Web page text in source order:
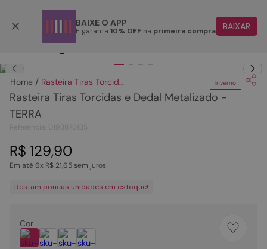
BAIXE O APP
E garanta 10% OFF na primeira compra BAIXAR
Rasteira Tiras Torcidas e Dedal Metalizado - TERRA Inverno
Rasteira Tiras Torcidas e Dedal Metalizado -
TERRA
R$ 129,90
Em até6x R$ 21,65sem juros
Restam poucas unidades em estoque!
Cor
1º
2º
tenis
3º
bota
5º
sandalia
6º
tamanco
7º
bolsa
couro